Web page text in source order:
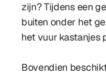
zijn? Tijdens een
buiten onder het
het vuur kastanjes
Bovendien